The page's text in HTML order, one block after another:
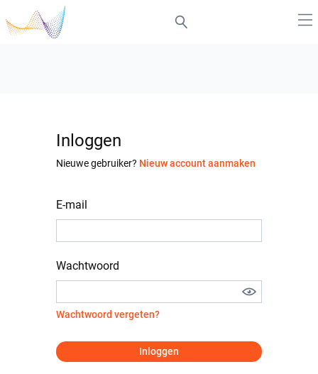
Inloggen
Nieuwe gebruiker? Nieuw account aanmaken
E-mail
Wachtwoord
Wachtwoord vergeten?
Inloggen